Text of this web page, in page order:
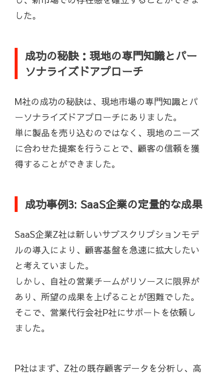
した。
成功の秘訣：現地の専門知識とパー
ソナライズドアプローチ
M社の成功の秘訣は、現地市場の専門知識とパ
ーソナライズドアプローチにありました。
単に製品を売り込むのではなく、現地のニーズ
に合わせた提案を行うことで、顧客の信頼を獲
得することができました。
成功事例3: SaaS企業の定量的な成果
SaaS企業Z社は新しいサブスクリプションモデ
ルの導入により、顧客基盤を急速に拡大したい
と考えていました。
しかし、自社の営業チームがリソースに限界が
あり、所望の成果を上げることが困難でした。
そこで、営業代行会社P社にサポートを依頼し
ました。
P社はまず、Z社の既存顧客データを分析し、高